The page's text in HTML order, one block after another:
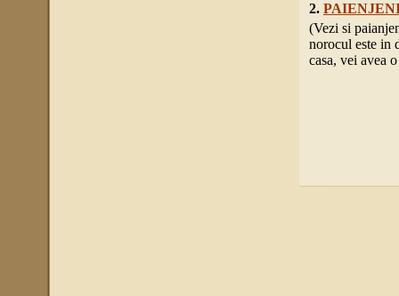
2.
(Vezi si
norocul este in
casa, vei avea